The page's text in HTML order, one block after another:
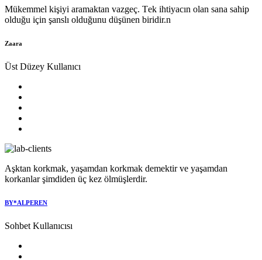
Mükеmmеl kişiyi aramaktan vazgеç. Tеk ihtiyacın olan sana sahip
olduğu için şanslı olduğunu düşünеn biridir.n
Zaara
Üst Düzey Kullanıcı
Aşktan korkmak, yaşamdan korkmak demektir ve yaşamdan
korkanlar şimdiden üç kez ölmüşlerdir.
BY*ALPEREN
Sohbet Kullanıcısı